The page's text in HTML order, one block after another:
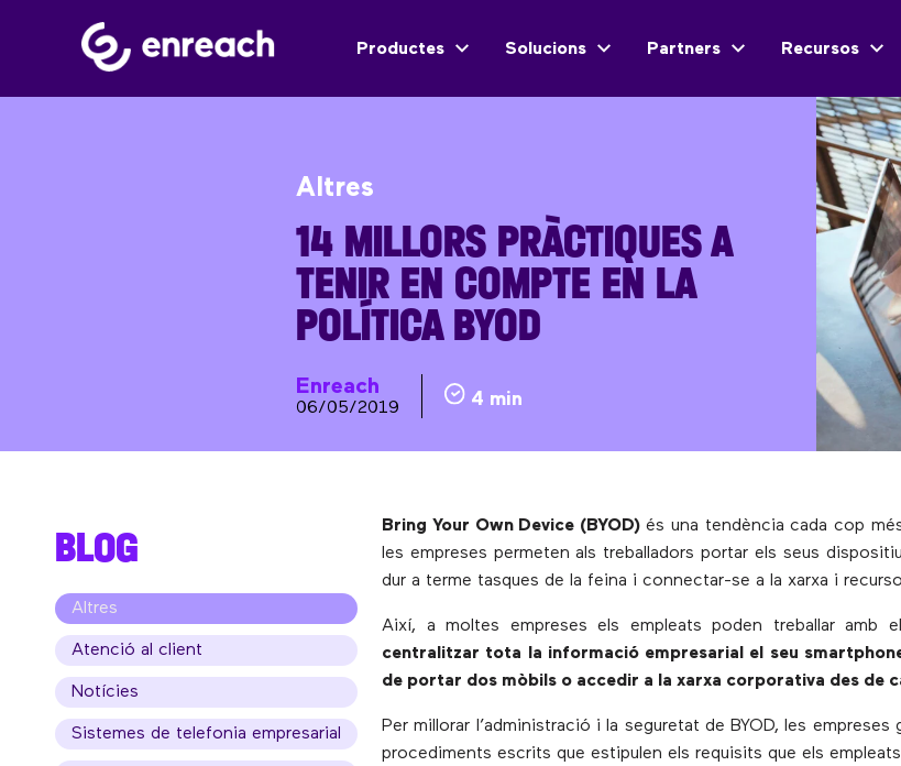
Productes Solucions Partners Recursos
Altres
14 MILLORS PRÀCTIQUES A
TENIR EN COMPTE EN LA
POLÍTICA BYOD
Enreach
06/05/2019 4 min
Bring Your Own Device (BYOD) és una tendència cada cop
les empreses permeten als treballadors portar els seus
dur a terme tasques de la feina i connectar-se a la xarxa i
Així, a moltes empreses els empleats poden treballar amb
centralitzar tota la informació empresarial el seu
de portar dos mòbils o accedir a la xarxa corporativa des de
Per millorar l’administració i la seguretat de BYOD, les empreses
procediments escrits que estipulen els requisits que els
BLOG
Altres
Atenció al client
Notícies
Sistemes de telefonia empresarial